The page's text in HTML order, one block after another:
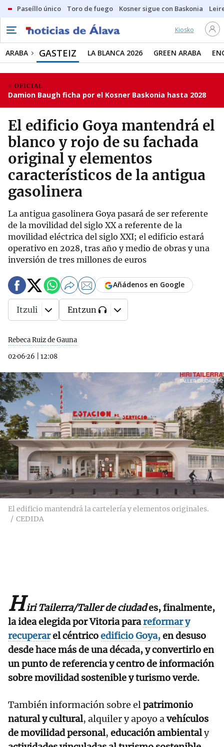
Paseíllo único Toro de fuego Kosner sigue con Baskonia
Kiosko
ARABA GASTEIZ LA BLANCA 2026 GREEN ARABA
OFICIAL
Damion Baugh ficha por el Kosner Baskonia hasta 2028
El edificio Goya mantendrá el
blanco y rojo de su fachada
original y elementos
característicos de la antigua
gasolinera
La antigua gasolinera Goya pasará de ser referente
de la movilidad del siglo XX a referente de la
movilidad eléctrica del siglo XXI; el edificio estará
operativo en 2028, tras año y medio de obras y una
inversión de tres millones de euros
Rebeca Ruiz de Gauna
02·06·26
12:08
Añádenos en Google
Itzuli Entzun
El edificio mantendrá la cartelería y elementos originales.
CEDIDA
Hiri Tailerra/Taller de ciudades, finalmente,
la idea elegida por Vitoria parareformar y
recuperarel céntricoedificio Goya,en desuso
desde hace más de una década, y convertirlo en
un punto de referencia y centro de información
sobre movilidad sostenible y turismo verde.
También información sobre elpatrimonio
natural y cultural, alquiler y apoyo avehículos
de movilidad personal, educación ambientaly